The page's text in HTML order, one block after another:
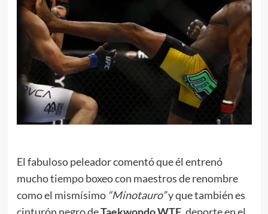
El fabuloso peleador comentó que él entrenó
mucho tiempo boxeo con maestros de renombre
como el mismísimo “Minotauro”y que también es